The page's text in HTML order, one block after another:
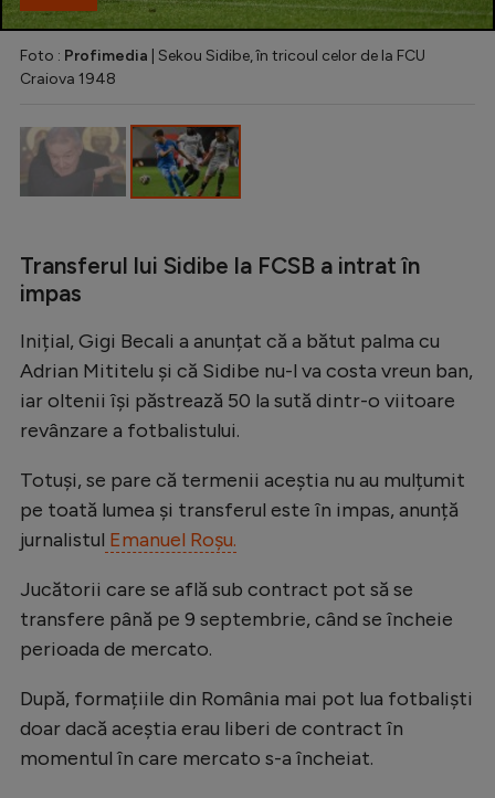
Auto
Rugby
Alte sporturi
JO 2024
Intră în cont
Creează cont
Foto : Profimedia | Sekou Sidibe, în tricoul celor de la FCU
Craiova 1948
Transferul lui Sidibe la FCSB a intrat în
impas
Inițial, Gigi Becali a anunțat că a bătut palma cu
Adrian Mititelu și că Sidibe nu-l va costa vreun ban,
iar oltenii își păstrează 50 la sută dintr-o viitoare
revânzare a fotbalistului.
Totuși, se pare că termenii aceștia nu au mulțumit
pe toată lumea și transferul este în impas, anunță
jurnalistul Emanuel Roșu.
Jucătorii care se află sub contract pot să se
transfere până pe 9 septembrie, când se încheie
perioada de mercato.
După, formațiile din România mai pot lua fotbaliști
doar dacă aceștia erau liberi de contract în
momentul în care mercato s-a încheiat.